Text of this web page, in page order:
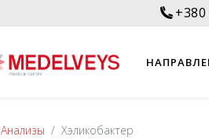
Анализы Хэликобактер